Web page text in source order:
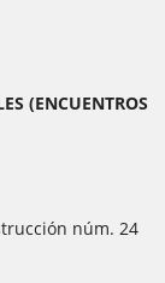
(ENCUENTROS
núm. 24